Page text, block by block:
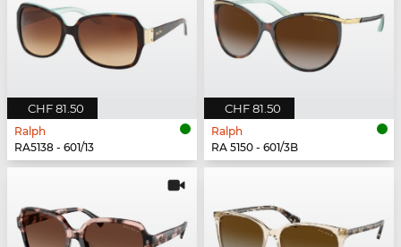
CHF 81.50
Ralph
RA5138 - 601/13
CHF 81.50
Ralph
RA 5150 - 601/3B